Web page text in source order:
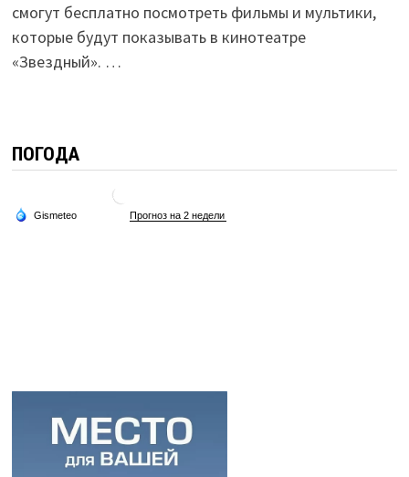
смогут бесплатно посмотреть фильмы и мультики,
которые будут показывать в кинотеатре
«Звездный». …
ПОГОДА